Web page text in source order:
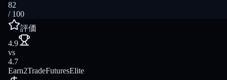
82
/ 100
評価
4.9
vs
4.7
Earn2TradeFuturesElite